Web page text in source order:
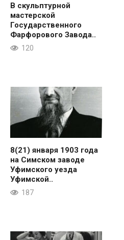
В скульптурной
мастерской
Государственного
Фарфорового Завода..
120
8(21) января 1903 года
на Симском заводе
Уфимского уезда
Уфимской..
187